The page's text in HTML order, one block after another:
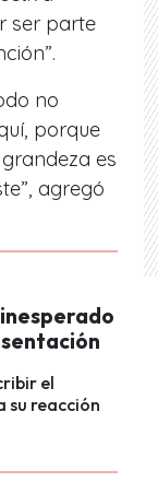
ser parte
”.
no
porque
es
”, agregó
el
su reacción